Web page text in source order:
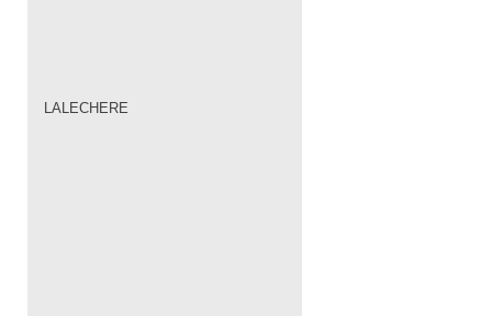
LALECHERE